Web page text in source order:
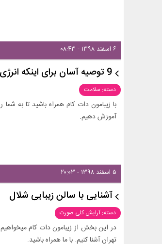
۶ اسفند ۱۳۹۸ - ۰۸:۴۳
9 توصیه آسان برای اینکه انرژی بیشتری داشته باشید!
دسته: سلامت
با زیبامون دات کام همراه باشید تا به
آموزش دهیم.
۵ اسفند ۱۳۹۸ - ۲۰:۰۳
آشنایی با سالن زیبایی شلال
دسته: آرایش کلی صورت
در این بخش از زیبامون دات کام
تهران آشنا کنیم. با ما همراه باشید.